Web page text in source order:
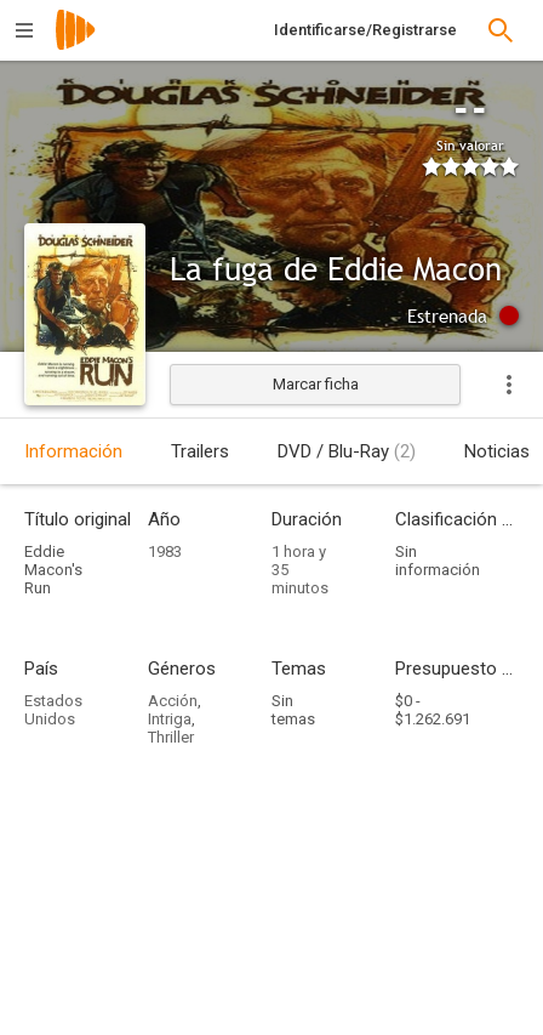
Identificarse/Registrarse
--
Sin valorar
La fuga de Eddie Macon
Estrenada
Marcar ficha
Información Trailers DVD / Blu-Ray (2) Noticias
Título original
Eddie
Macon's
Run
Año
1983
Duración
1 hora y
35
minutos
Clasificación por edades
Sin
información
País
Estados
Unidos
Géneros
Acción,
Intriga,
Thriller
Temas
Sin
temas
Presupuesto - Ingresos
$0 -
$1.262.691